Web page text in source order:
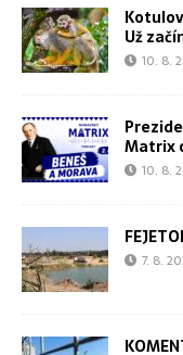
Už
10. 8.
Matrix
10. 8.
7. 8.